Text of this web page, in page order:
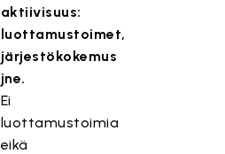
aktiivisuus:
luottamustoimet,
järjestökokemus
jne.
Ei
luottamustoimia
eikä